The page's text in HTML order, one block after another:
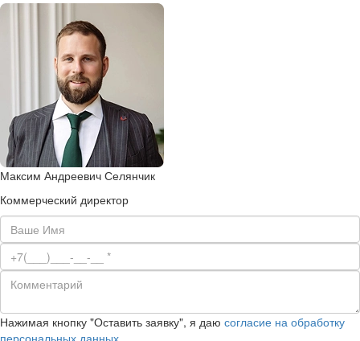
Максим Андреевич Селянчик
Коммерческий директор
Нажимая кнопку "Оставить заявку", я даю согласие на обработку
персональных данных